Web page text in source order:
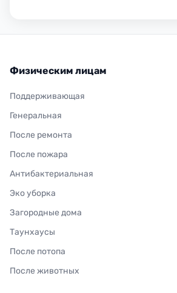
Физическим лицам
Поддерживающая
Генеральная
После ремонта
После пожара
Антибактериальная
Эко уборка
Загородные дома
Таунхаусы
После потопа
После животных